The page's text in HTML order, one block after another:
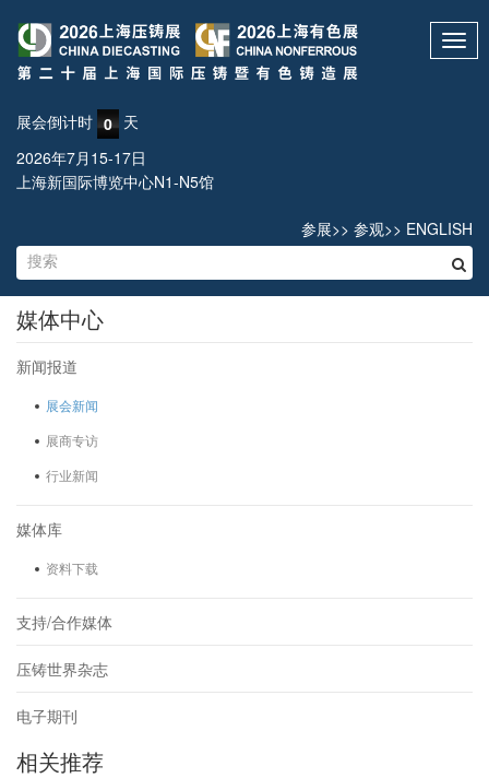
展会倒计时 0 天
2026年7月15-17日
上海新国际博览中心N1-N5馆
参展>> 参观>> ENGLISH
媒体中心
新闻报道
展会新闻
展商专访
行业新闻
媒体库
资料下载
支持/合作媒体
压铸世界杂志
电子期刊
相关推荐